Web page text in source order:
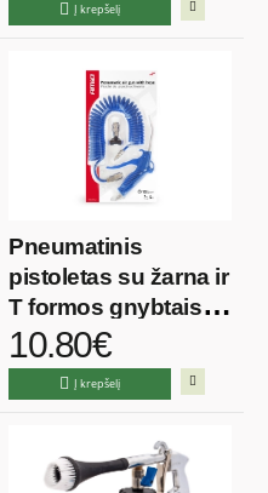
Į krepšelį
Pneumatinis
pistoletas su žarna ir
T formos gnybtais
10 ATM
10.80€
Į krepšelį